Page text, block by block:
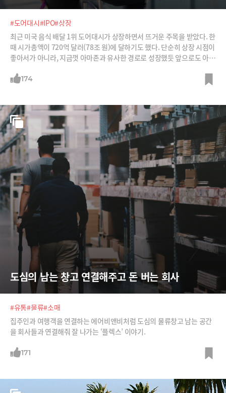
#도어대시#IPO#상장
최근 미국 음식 배달 1위 도어대시가 상장하면서 뜨거운 주목을 받았다. 한
때 시가총액이 720억 달러(78조 원)에 달하기도 했다. 단순히 상장 시점이
좋아서가 아니라, 지금껏 아마존과 유사한 경로로 성장했듯 앞으로도 아마
174
도심의 남는 창고 연결해주고 돈 버는 회사
#유통#물류#소매
집주인과 여행객을 연결하는 에어비앤비처럼 도심의 물류창고 남는 공간
을 회사들과 연결해줘 잘 나가는 ‘플렉스’ 이야기.
171